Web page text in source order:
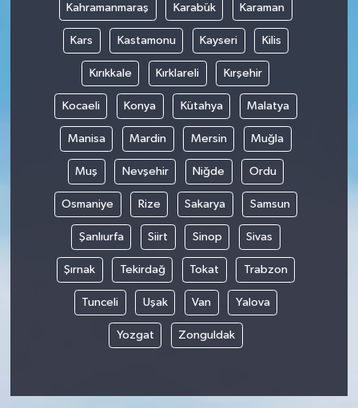
Kahramanmaraş Karabük Karaman
Kars Kastamonu Kayseri Kilis
Kırıkkale Kırklareli Kırşehir
Kocaeli Konya Kütahya Malatya
Manisa Mardin Mersin Muğla
Muş Nevşehir Niğde Ordu
Osmaniye Rize Sakarya Samsun
Şanlıurfa Siirt Sinop Sivas
Şırnak Tekirdağ Tokat Trabzon
Tunceli Uşak Van Yalova
Yozgat Zonguldak